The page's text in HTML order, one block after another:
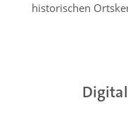
historischen